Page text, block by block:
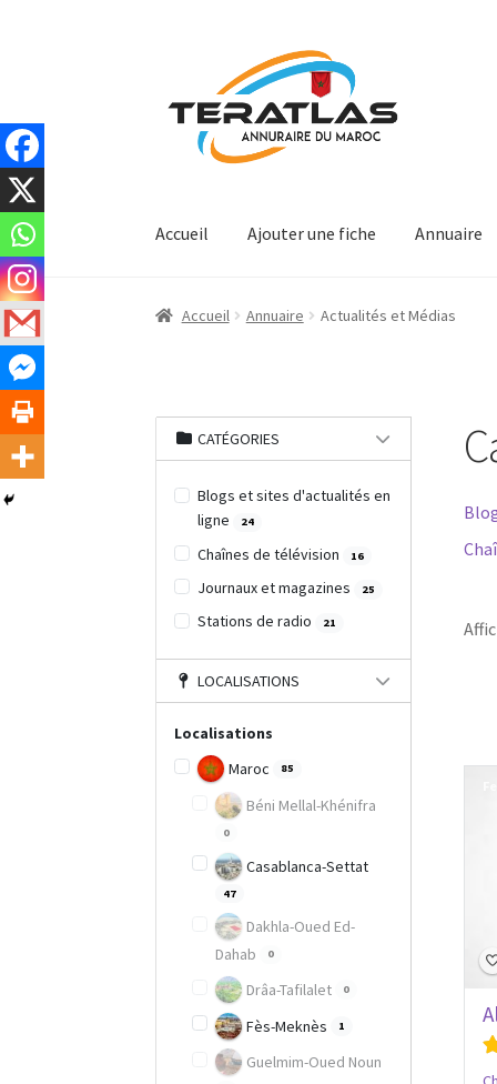
la
navigation
contenu
Accueil Ajouter une fiche Annuaire
Accueil Annuaire Actualités et Médias
CATÉGORIES
Blogs et sites d'actualités en
ligne
24
Chaînes de télévision 16
Journaux et magazines 25
Stations de radio 21
LOCALISATIONS
Localisations
Maroc
85
Béni Mellal-Khénifra
0
Casablanca-Settat
47
Dakhla-Oued Ed-
Dahab
0
Drâa-Tafilalet 0
Fès-Meknès 1
Guelmim-Oued Noun